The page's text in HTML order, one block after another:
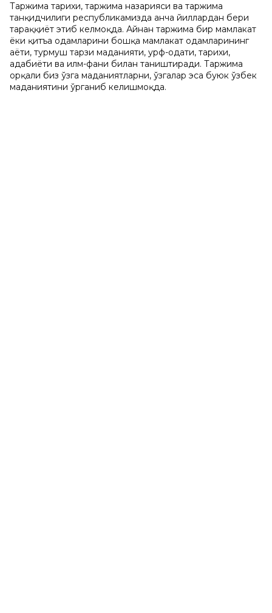
Таржима тарихи, таржима назарияси ва таржима
танқидчилиги республикамизда анча йиллардан бери
тараққиёт этиб келмоқда. Айнан таржима бир мамлакат
ёки қитъа одамларини бошқа мамлакат одамларининг
ҳаёти, турмуш тарзи маданияти, урф-одати, тарихи,
адабиёти ва илм-фани билан таништиради. Таржима
орқали биз ўзга маданиятларни, ўзгалар эса буюк ўзбек
маданиятини ўрганиб келишмоқда.